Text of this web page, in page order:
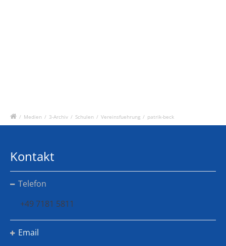
/ Medien / 3-Archiv / Schulen / Vereinsfuehrung / patrik-beck
Kontakt
Telefon
+49 7181 5811
Email